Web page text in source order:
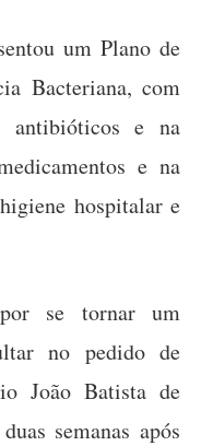
um Plano de
Bacteriana, com
e na
e na
hospitalar e
se tornar um
no pedido de
João Batista de
semanas após